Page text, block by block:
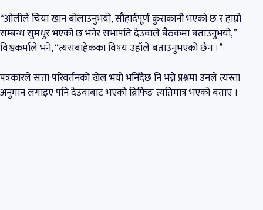
“ओलीले चिया खान बोलाउनुभयो, सौहार्दपूर्ण कुराकानी भएको छ र हाम्रो
सम्बन्ध सुमधुर भएको छ भनेर सभापति देउवाले बैठकमा बताउनुभयो,”
विश्वकर्माले भने, “त्यसबाहेकका विषय उहाँले बताउनुभएको छैन ।”
पत्रकारले सत्ता परिवर्तनको खेल भयो भनिँदैछ नि भन्ने प्रश्नमा उनले त्यस्ता
अनुमान लगाइए पनि देउवाबाट भएको ब्रिफिङ त्यतिमात्र भएको बताए ।